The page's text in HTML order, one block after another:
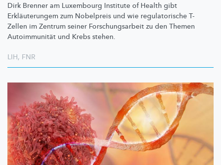
Dirk Brenner am Luxembourg Institute of Health gibt
Erkläuterungem zum Nobelpreis und wie regulatorische T-
Zellen im Zentrum seiner Forschungsarbeit zu den Themen
Autoimmunität und Krebs stehen.
LIH, FNR